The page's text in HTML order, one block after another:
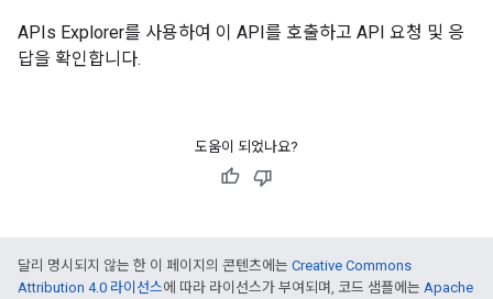
APIs Explorer를 사용하여 이 API를 호출하고 API 요청 및 응
답을 확인합니다.
도움이 되었나요?
달리 명시되지 않는 한 이 페이지의 콘텐츠에는 Creative Commons
Attribution 4.0 라이선스에 따라 라이선스가 부여되며, 코드 샘플에는 Apache